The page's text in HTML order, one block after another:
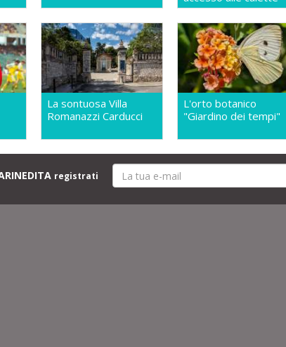
La sontuosa Villa
Romanazzi Carducci
L'orto botanico
"Giardino dei tempi"
registrati